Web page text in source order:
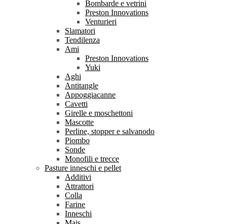
Bombarde e vetrini
Preston Innovations
Venturieri
Slamatori
Tendilenza
Ami
Preston Innovations
Yuki
Aghi
Antitangle
Appoggiacanne
Cavetti
Girelle e moschettoni
Mascotte
Perline, stopper e salvanodo
Piombo
Sonde
Monofili e trecce
Pasture inneschi e pellet
Additivi
Attrattori
Colla
Farine
Inneschi